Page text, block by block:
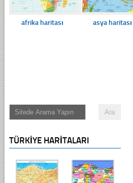
afrika haritası asya haritası
TÜRKIYE HARITALARI